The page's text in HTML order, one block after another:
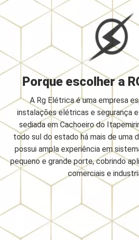
Porque escolher a
A Rg Elétrica é uma empresa
instalações elétricas e segurança
sediada em Cachoeiro do
todo sul do estado há mais de uma
possui ampla experiência em
pequeno e grande porte, cobrindo
comerciais e